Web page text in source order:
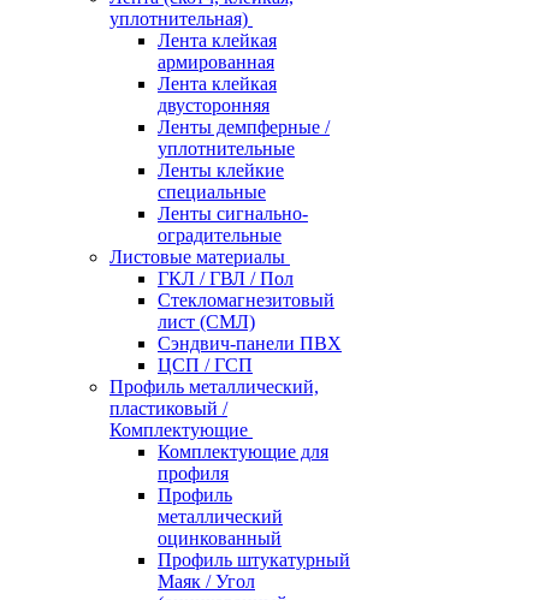
уплотнительная)
Лента клейкая
армированная
Лента клейкая
двусторонняя
Ленты демпферные /
уплотнительные
Ленты клейкие
специальные
Ленты сигнально-
оградительные
Листовые материалы
ГКЛ / ГВЛ / Пол
Стекломагнезитовый
лист (СМЛ)
Сэндвич-панели ПВХ
ЦСП / ГСП
Профиль металлический,
пластиковый /
Комплектующие
Комплектующие для
профиля
Профиль
металлический
оцинкованный
Профиль штукатурный
Маяк / Угол